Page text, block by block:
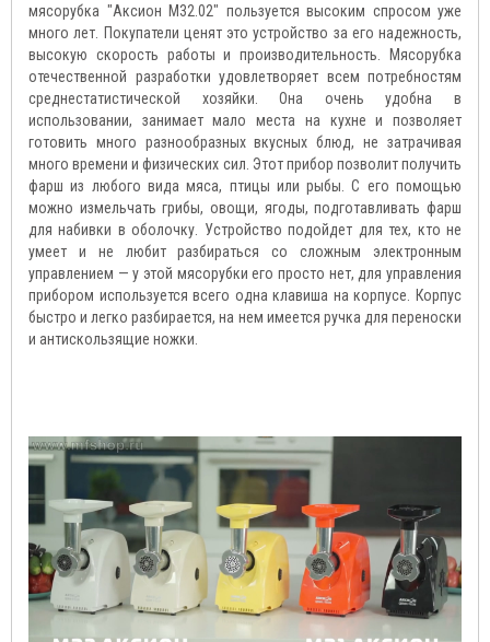
мясорубка "Аксион М32.02" пользуется высоким спросом уже
много лет. Покупатели ценят это устройство за его надежность,
высокую скорость работы и производительность. Мясорубка
отечественной разработки удовлетворяет всем потребностям
среднестатистической хозяйки. Она очень удобна в
использовании, занимает мало места на кухне и позволяет
готовить много разнообразных вкусных блюд, не затрачивая
много времени и физических сил. Этот прибор позволит получить
фарш из любого вида мяса, птицы или рыбы. С его помощью
можно измельчать грибы, овощи, ягоды, подготавливать фарш
для набивки в оболочку. Устройство подойдет для тех, кто не
умеет и не любит разбираться со сложным электронным
управлением — у этой мясорубки его просто нет, для управления
прибором используется всего одна клавиша на корпусе. Корпус
быстро и легко разбирается, на нем имеется ручка для переноски
и антискользящие ножки.